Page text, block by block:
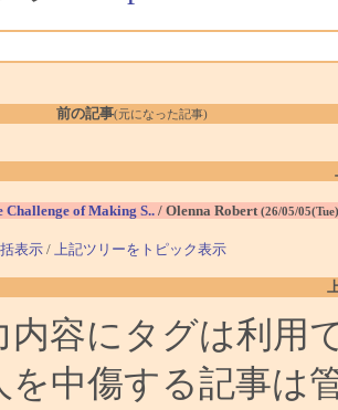
前の記事(元になった記事)
Challenge of Making S../ Olenna Robert (26/05/
表示/ 上記ツリーをトピック表示
内容にタグは利用
を中傷する記事は